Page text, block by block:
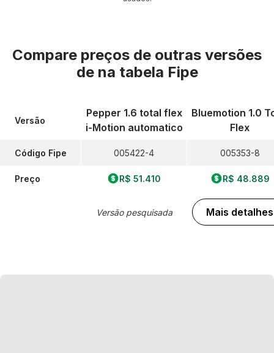
Compare preços de outras versões
de na tabela Fipe
Versão
Código Fipe
Preço
Pepper 1.6 total flex
i-Motion automatico
005422-4
R$ 51.410
Versão pesquisada
Bluemotion 1.0
Flex
005353-8
R$ 48.889
Mais detalhes